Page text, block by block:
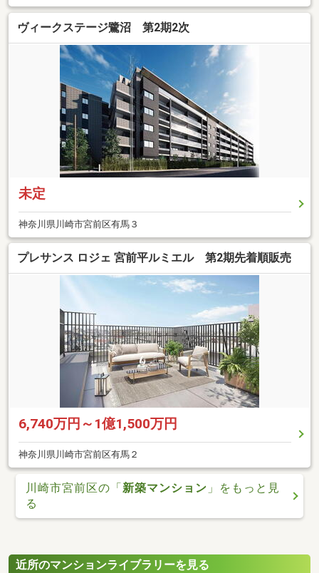
ヴィークステージ鷺沼 第2期2次
未定
神奈川県川崎市宮前区有馬３
プレサンス ロジェ 宮前平ルミエル 第2期先着順販売
6,740万円～1億1,500万円
神奈川県川崎市宮前区有馬２
川崎市宮前区の「新築マンション 」をもっと見
る
近所のマンションライブラリーを見る